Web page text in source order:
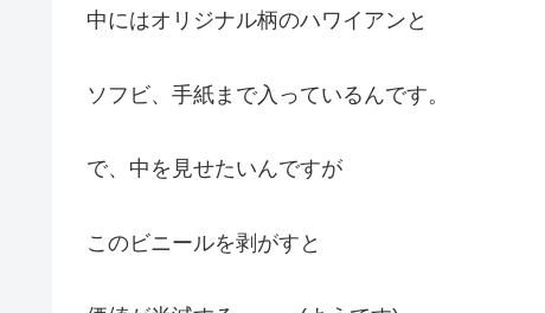
中にはオリジナル柄のハワイアンと
ソフビ、手紙まで入っているんです。
で、中を見せたいんですが
このビニールを剥がすと